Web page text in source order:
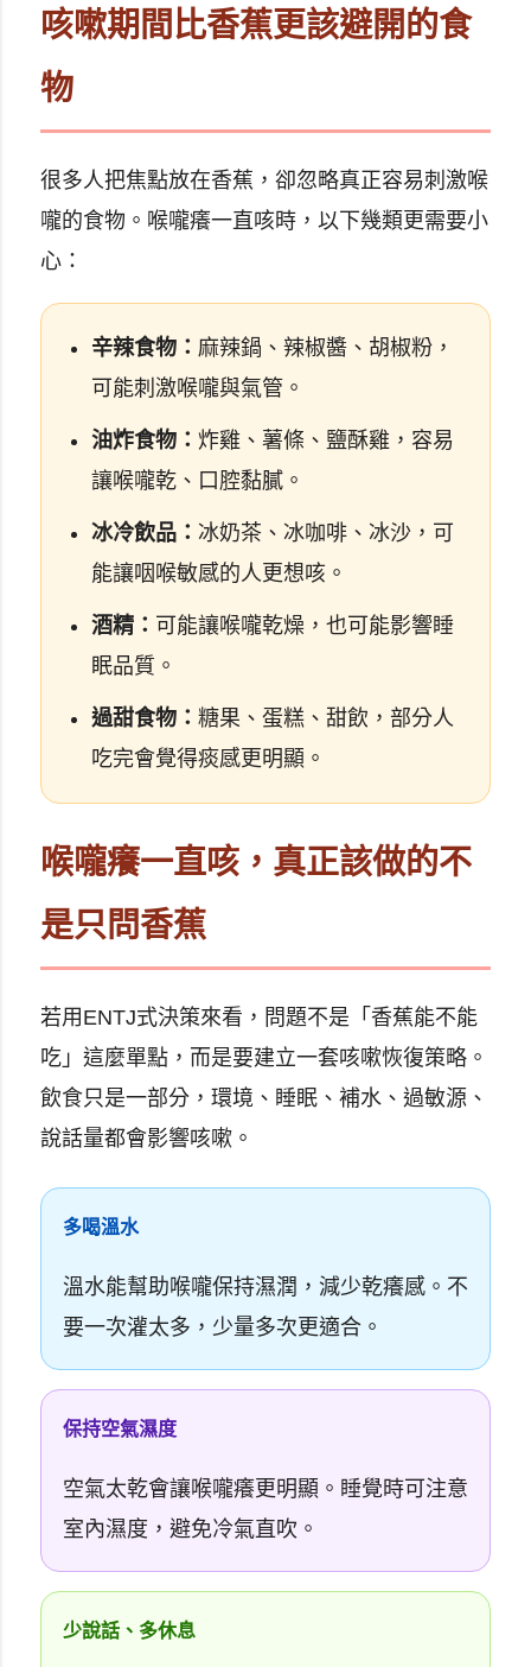
咳嗽期間比香蕉更該避開的食
物
很多人把焦點放在香蕉，卻忽略真正容易刺激喉
嚨的食物。喉嚨癢一直咳時，以下幾類更需要小
心：
辛辣食物： 麻辣鍋、辣椒醬、胡椒粉，
可能刺激喉嚨與氣管。
油炸食物： 炸雞、薯條、鹽酥雞，容易
讓喉嚨乾、口腔黏膩。
冰冷飲品： 冰奶茶、冰咖啡、冰沙，可
能讓咽喉敏感的人更想咳。
酒精： 可能讓喉嚨乾燥，也可能影響睡
眠品質。
過甜食物： 糖果、蛋糕、甜飲，部分人
吃完會覺得痰感更明顯。
喉嚨癢一直咳，真正該做的不
是只問香蕉
若用ENTJ式決策來看，問題不是「香蕉能不能
吃」這麼單點，而是要建立一套咳嗽恢復策略。
飲食只是一部分，環境、睡眠、補水、過敏源、
說話量都會影響咳嗽。
多喝溫水
溫水能幫助喉嚨保持濕潤，減少乾癢感。不
要一次灌太多，少量多次更適合。
保持空氣濕度
空氣太乾會讓喉嚨癢更明顯。睡覺時可注意
室內濕度，避免冷氣直吹。
少說話、多休息